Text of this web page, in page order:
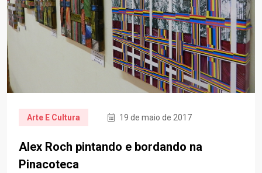
Arte E Cultura 19 de maio de 2017
Alex Roch pintando e bordando na
Pinacoteca